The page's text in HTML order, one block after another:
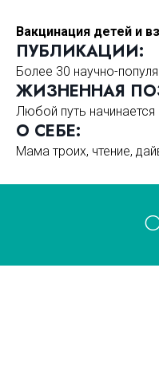
Вакцинация детей и
ПУБЛИКАЦИИ:
Более 30 научно-
ЖИЗНЕННАЯ
Любой путь
О СЕБЕ:
Мама троих, чтение,